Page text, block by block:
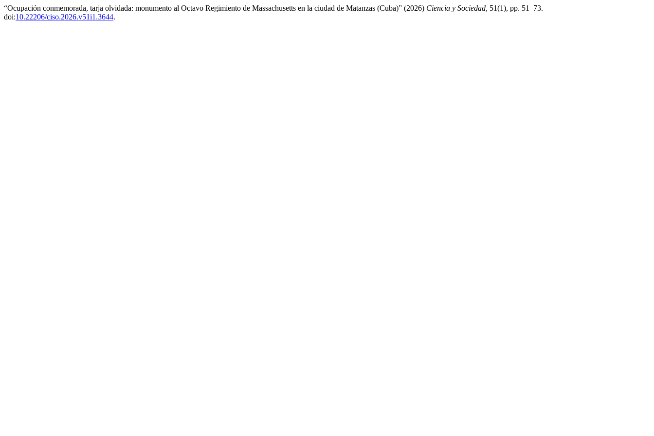
“Ocupación conmemorada, tarja olvidada: monumento al Octavo Regimiento de Massachusetts en la ciudad de Matanzas (Cuba)” (2026) Ciencia y Sociedad, 51(1), pp. 51–73.
doi:10.22206/ciso.2026.v51i1.3644.